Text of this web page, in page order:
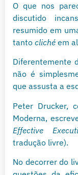
O que nos
discutido
resumido em
tanto cliché em
Diferentemente
não é
que assusta a
Peter Drucker,
Moderna,
Effective
tradução livre).
No decorrer do